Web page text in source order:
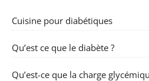
Cuisine pour diabétiques
Qu’est ce que le diabète ?
Qu’est-ce que la charge